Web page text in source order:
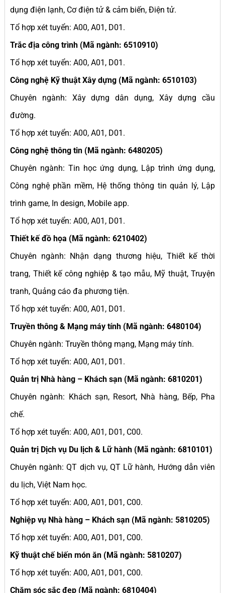
dụng điện lạnh, Cơ điện tử & cảm biến, Điện tử.
Tổ hợp xét tuyển: A00, A01, D01.
Trắc địa công trình (Mã ngành: 6510910)
Tổ hợp xét tuyển: A00, A01, D01.
Công nghệ Kỹ thuật Xây dựng (Mã ngành: 6510103)
Chuyên ngành: Xây dựng dân dụng, Xây dựng cầu
đường.
Tổ hợp xét tuyển: A00, A01, D01.
Công nghệ thông tin (Mã ngành: 6480205)
Chuyên ngành: Tin học ứng dụng, Lập trình ứng dụng,
Công nghệ phần mềm, Hệ thống thông tin quản lý, Lập
trình game, In design, Mobile app.
Tổ hợp xét tuyển: A00, A01, D01.
Thiết kế đồ họa (Mã ngành: 6210402)
Chuyên ngành: Nhận dạng thương hiệu, Thiết kế thời
trang, Thiết kế công nghiệp & tạo mẫu, Mỹ thuật, Truyện
tranh, Quảng cáo đa phương tiện.
Tổ hợp xét tuyển: A00, A01, D01.
Truyền thông & Mạng máy tính (Mã ngành: 6480104)
Chuyên ngành: Truyền thông mạng, Mạng máy tính.
Tổ hợp xét tuyển: A00, A01, D01.
Quản trị Nhà hàng – Khách sạn (Mã ngành: 6810201)
Chuyên ngành: Khách sạn, Resort, Nhà hàng, Bếp, Pha
chế.
Tổ hợp xét tuyển: A00, A01, D01, C00.
Quản trị Dịch vụ Du lịch & Lữ hành (Mã ngành: 6810101)
Chuyên ngành: QT dịch vụ, QT Lữ hành, Hướng dẫn viên
du lịch, Việt Nam học.
Tổ hợp xét tuyển: A00, A01, D01, C00.
Nghiệp vụ Nhà hàng – Khách sạn (Mã ngành: 5810205)
Tổ hợp xét tuyển: A00, A01, D01, C00.
Kỹ thuật chế biến món ăn (Mã ngành: 5810207)
Tổ hợp xét tuyển: A00, A01, D01, C00.
Chăm sóc sắc đẹp (Mã ngành: 6810404)